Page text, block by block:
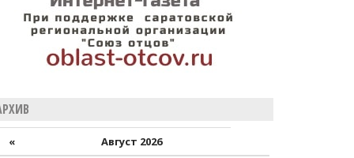
«
Август 2026